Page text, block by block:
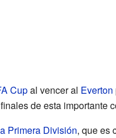
Cupal vencer al Everton
de esta importante
Primera División, que es